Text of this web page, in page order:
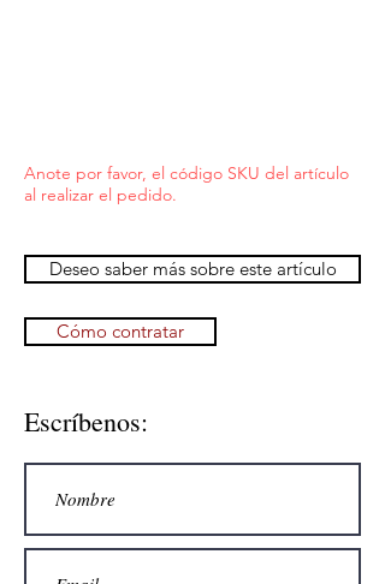
Anote por favor, el código SKU del artículo
al realizar el pedido.
Deseo saber más sobre este artículo
Cómo contratar
Escríbenos: